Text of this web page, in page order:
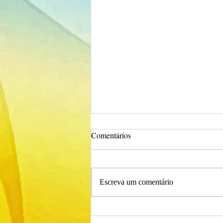
Procedimento Concursal
Comentários
Escreva um comentário